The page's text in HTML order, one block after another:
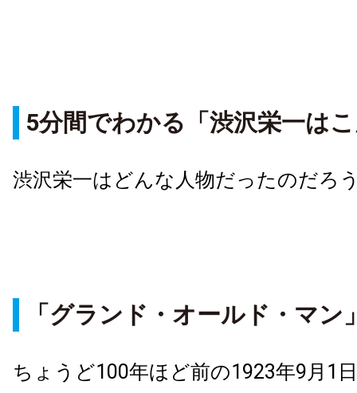
5分間でわかる「渋沢栄一は
渋沢栄一はどんな人物だったのだろ
「グランド・オールド・マン
ちょうど100年ほど前の1923年9月1